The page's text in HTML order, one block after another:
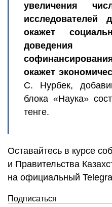
увеличения
исследователей
окажет
доведения
окажет
С. Нурбек,
блока «Наука»
тенге.
Оставайтесь в курсе
и Правительства
на официальный
Подписаться